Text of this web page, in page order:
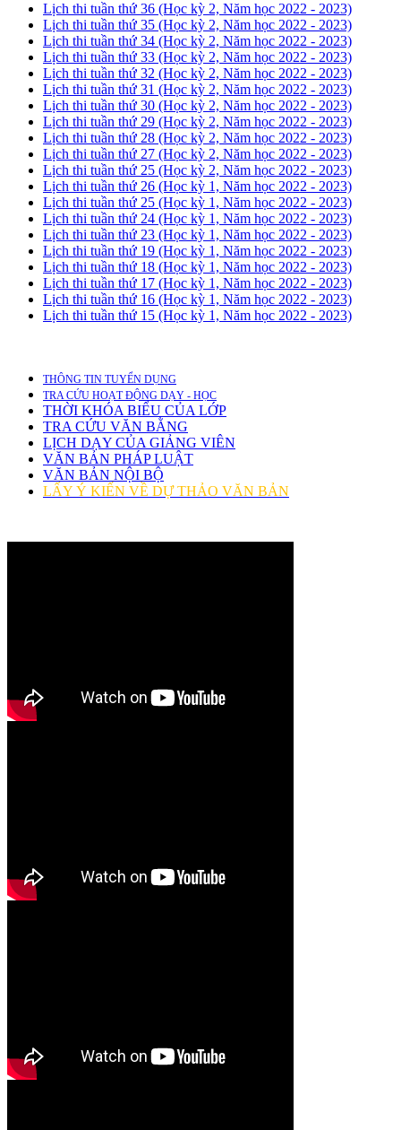
Lịch thi tuần thứ 36 (Học kỳ 2, Năm học 2022 - 2023)
Lịch thi tuần thứ 35 (Học kỳ 2, Năm học 2022 - 2023)
Lịch thi tuần thứ 34 (Học kỳ 2, Năm học 2022 - 2023)
Lịch thi tuần thứ 33 (Học kỳ 2, Năm học 2022 - 2023)
Lịch thi tuần thứ 32 (Học kỳ 2, Năm học 2022 - 2023)
Lịch thi tuần thứ 31 (Học kỳ 2, Năm học 2022 - 2023)
Lịch thi tuần thứ 30 (Học kỳ 2, Năm học 2022 - 2023)
Lịch thi tuần thứ 29 (Học kỳ 2, Năm học 2022 - 2023)
Lịch thi tuần thứ 28 (Học kỳ 2, Năm học 2022 - 2023)
Lịch thi tuần thứ 27 (Học kỳ 2, Năm học 2022 - 2023)
Lịch thi tuần thứ 25 (Học kỳ 2, Năm học 2022 - 2023)
Lịch thi tuần thứ 26 (Học kỳ 1, Năm học 2022 - 2023)
Lịch thi tuần thứ 25 (Học kỳ 1, Năm học 2022 - 2023)
Lịch thi tuần thứ 24 (Học kỳ 1, Năm học 2022 - 2023)
Lịch thi tuần thứ 23 (Học kỳ 1, Năm học 2022 - 2023)
Lịch thi tuần thứ 19 (Học kỳ 1, Năm học 2022 - 2023)
Lịch thi tuần thứ 18 (Học kỳ 1, Năm học 2022 - 2023)
Lịch thi tuần thứ 17 (Học kỳ 1, Năm học 2022 - 2023)
Lịch thi tuần thứ 16 (Học kỳ 1, Năm học 2022 - 2023)
Lịch thi tuần thứ 15 (Học kỳ 1, Năm học 2022 - 2023)
THÔNG TIN TUYỂN DỤNG
TRA CỨU HOẠT ĐỘNG DẠY - HỌC
THỜI KHÓA BIỂU CỦA LỚP
TRA CỨU VĂN BẰNG
LỊCH DẠY CỦA GIẢNG VIÊN
VĂN BẢN PHÁP LUẬT
VĂN BẢN NỘI BỘ
LẤY Ý KIẾN VỀ DỰ THẢO VĂN BẢN